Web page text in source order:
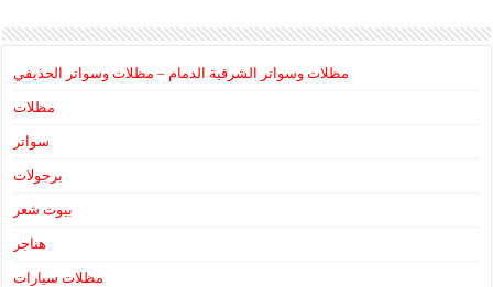
مظلات وسواتر الشرقية الدمام – مظلات وسواتر الحذيفي
مظلات
سواتر
برجولات
بيوت شعر
هناجر
مظلات سيارات